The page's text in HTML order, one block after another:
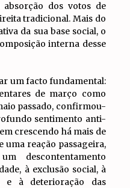
dos votos de
tradicional. Mais do
da sua base social, o
interna desse
um facto fundamental:
de março como
passado, confirmou-
sentimento anti-
crescendo há mais de
uma reação passageira,
descontentamento
à exclusão social, à
e à deterioração das